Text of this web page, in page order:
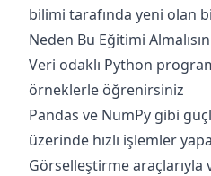
bilimi tarafında yeni olan
Neden Bu Eğitimi
Veri odaklı Python
örneklerle öğrenirsiniz
Pandas ve NumPy gibi
üzerinde hızlı işlemler
Görselleştirme araçlarıyla